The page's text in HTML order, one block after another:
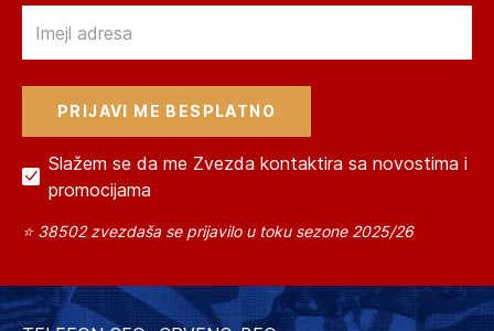
Slažem se da me Zvezda kontaktira sa novostima i
promocijama
⭐ 38502 zvezdaša se prijavilo u toku sezone 2025/26